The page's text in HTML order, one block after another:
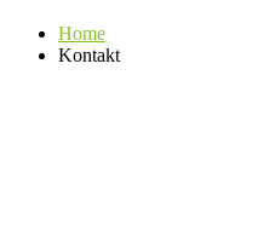
Home
Kontakt